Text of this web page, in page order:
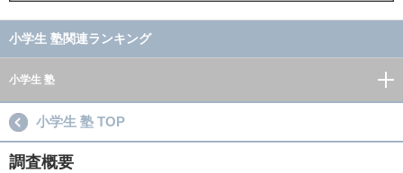
小学生 塾関連ランキング
小学生 塾
小学生 塾 TOP
調査概要